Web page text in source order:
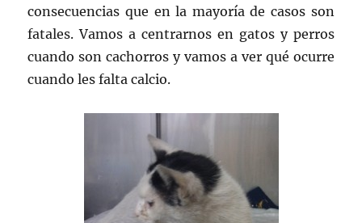
consecuencias que en la mayoría de casos son
fatales. Vamos a centrarnos en gatos y perros
cuando son cachorros y vamos a ver qué ocurre
cuando les falta calcio.